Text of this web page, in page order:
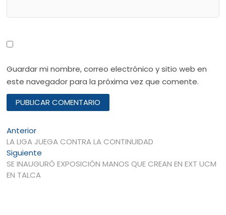
Guardar mi nombre, correo electrónico y sitio web en
este navegador para la próxima vez que comente.
Navegación
de
entradas
AnteriorEntrada
anterior:
LA LIGA JUEGA CONTRA LA CONTINUIDAD
Siguiente
siguiente:
SE INAUGURÓ EXPOSICIÓN MANOS QUE CREAN EN EXT UCM
EN TALCA